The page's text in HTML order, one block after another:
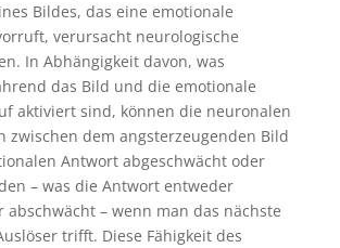
Bildes, das eine emotionale
verursacht neurologische
In Abhängigkeit davon, was
das Bild und die emotionale
aktiviert sind, können die neuronalen
zwischen dem angsterzeugenden Bild
Antwort abgeschwächt oder
– was die Antwort entweder
abschwächt – wenn man das nächste
trifft. Diese Fähigkeit des